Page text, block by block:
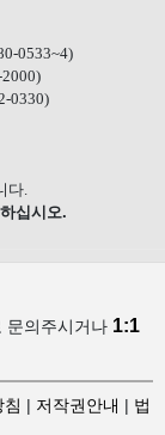
0533~4)
0330)
다.
십시오.
문의주시거나 1:1
저작권안내
법